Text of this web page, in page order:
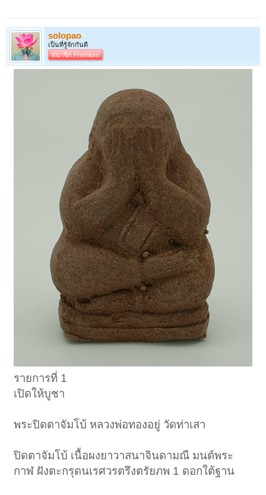
solopao
เป็นที่รู้จักกันดี
สมาชิก Premium
รายการที่ 1
เปิดให้บูชา
พระปิดตาจัมโบ้ หลวงพ่อทองอยู่ วัดท่าเสา
ปิดตาจัมโบ้ เนื้อผงยาวาสนาจินดามณี มนต์พระ
กาฬ ฝังตะกรุดนเรศวรตรึงตรัยภพ 1 ดอกใต้ฐาน